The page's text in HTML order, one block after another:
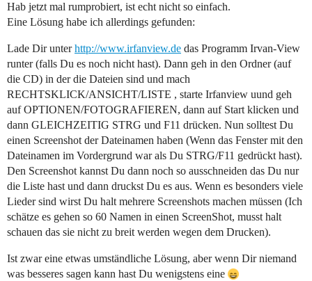
Hab jetzt mal rumprobiert, ist echt nicht so einfach.
Eine Lösung habe ich allerdings gefunden:
Lade Dir unterhttp://www.irfanview.de das Programm Irvan-View
runter (falls Du es noch nicht hast). Dann geh in den Ordner (auf
die CD) in der die Dateien sind und mach
RECHTSKLICK/ANSICHT/LISTE , starte Irfanview uund geh
auf OPTIONEN/FOTOGRAFIEREN, dann auf Start klicken und
dann GLEICHZEITIG STRG und F11 drücken. Nun solltest Du
einen Screenshot der Dateinamen haben (Wenn das Fenster mit den
Dateinamen im Vordergrund war als Du STRG/F11 gedrückt hast).
Den Screenshot kannst Du dann noch so ausschneiden das Du nur
die Liste hast und dann druckst Du es aus. Wenn es besonders viele
Lieder sind wirst Du halt mehrere Screenshots machen müssen (Ich
schätze es gehen so 60 Namen in einen ScreenShot, musst halt
schauen das sie nicht zu breit werden wegen dem Drucken).
Ist zwar eine etwas umständliche Lösung, aber wenn Dir niemand
was besseres sagen kann hast Du wenigstens eine